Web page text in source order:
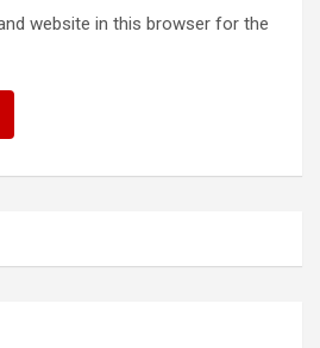
website in this browser for the